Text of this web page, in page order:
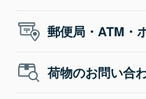
郵便局・ATM・
荷物のお問い合